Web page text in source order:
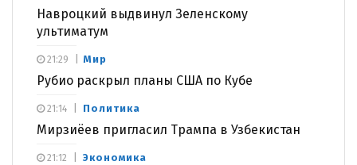
Навроцкий выдвинул Зеленскому
ультиматум
Мир
Рубио раскрыл планы США по Кубе
21:29
Политика
Мирзиёев пригласил Трампа в Узбекистан
21:14
Экономика
21:12